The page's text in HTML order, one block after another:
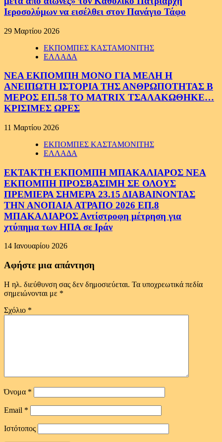
Ιεροσολύμων να εισέλθει στον Πανάγιο Τάφο
29 Μαρτίου 2026
ΕΚΠΟΜΠΕΣ ΚΑΣΤΑΜΟΝΙΤΗΣ
ΕΛΛΑΔΑ
ΝΕΑ ΕΚΠΟΜΠΗ ΜΟΝΟ ΓΙΑ ΜΕΛΗ Η
ΑΝΕΙΠΩΤΗ ΙΣΤΟΡΙΑ ΤΗΣ ΑΝΘΡΩΠΟΤΗΤΑΣ Β
ΜΕΡΟΣ ΕΠ.58 ΤΟ MATRIX ΤΣΑΛΑΚΩΘΗΚΕ…
ΚΡΙΣΙΜΕΣ ΩΡΕΣ
11 Μαρτίου 2026
ΕΚΠΟΜΠΕΣ ΚΑΣΤΑΜΟΝΙΤΗΣ
ΕΛΛΑΔΑ
ΕΚΤΑΚΤΗ ΕΚΠΟΜΠΗ ΜΠΑΚΑΛΙΑΡΟΣ ΝΕΑ
ΕΚΠΟΜΠΗ ΠΡΟΣΒΑΣΙΜΗ ΣΕ ΟΛΟΥΣ
ΠΡΕΜΙΕΡΑ ΣΗΜΕΡΑ 23.15 ΔΙΑΒΑΙΝΟΝΤΑΣ
ΤΗΝ ΑΝΟΠΑΙΑ ΑΤΡΑΠΟ 2026 ΕΠ.8
ΜΠΑΚΑΛΙΑΡΟΣ Αντίστροφη μέτρηση για
χτύπημα των ΗΠΑ σε Ιράν
14 Ιανουαρίου 2026
Αφήστε μια απάντηση
Η ηλ. διεύθυνση σας δεν δημοσιεύεται. Τα υποχρεωτικά πεδία
σημειώνονται με *
Σχόλιο *
Όνομα *
Email *
Ιστότοπος